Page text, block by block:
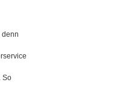
denn
So